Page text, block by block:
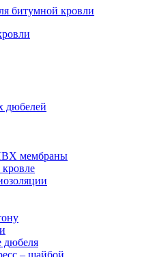
битумной кровли
дюбелей
мембраны
дюбеля